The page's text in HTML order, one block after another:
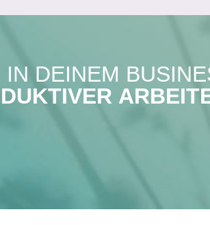
IN DEINEM